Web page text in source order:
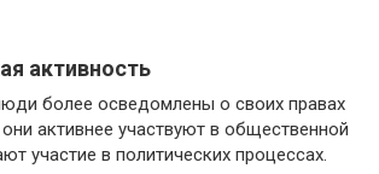
активность
более осведомлены о своих правах
активнее участвуют в общественной
участие в политических процессах.